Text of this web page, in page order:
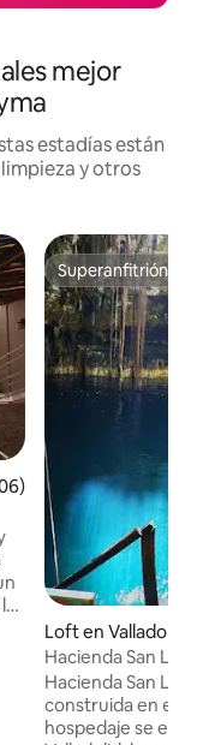
mejor
estadías están
y otros
promedio: 4.88 de
Superanfitrión
Superanfitrión
Loft en Valladolid
Hacienda San
Cenote y Alberca!
Hacienda San
construida en el
hospedaje se